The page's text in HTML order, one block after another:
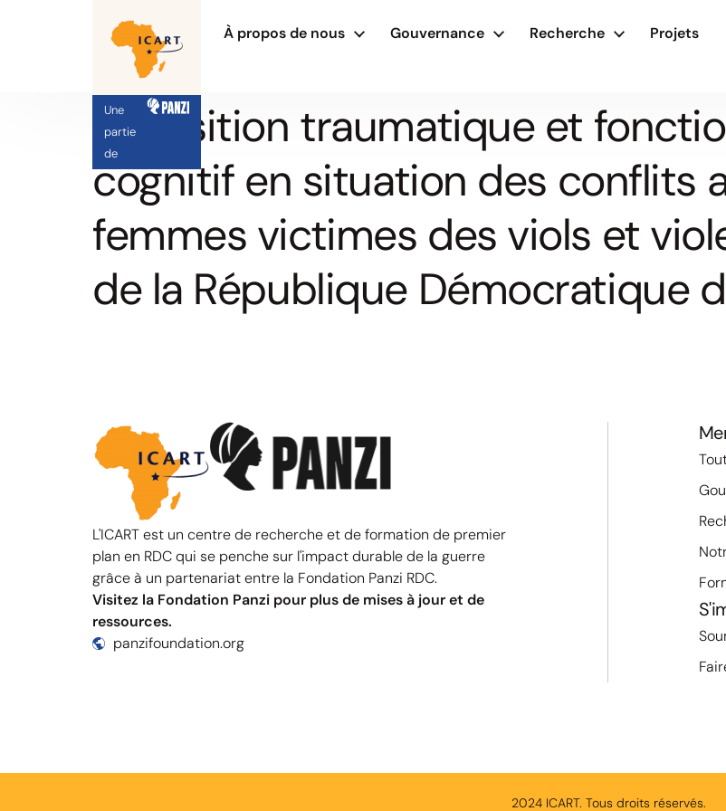
Une
partie
de
À propos de nous Gouvernance Recherche Projets
Exposition traumatique et
cognitif en situation des conflits
femmes victimes des viols et
de la République Démocratique
L'ICART est un centre de recherche et de formation de premier
plan en RDC qui se penche sur l'impact durable de la guerre
grâce à un partenariat entre la Fondation Panzi RDC.
Visitez la Fondation Panzi pour plus de mises à jour et de
ressources.
panzifoundation.org
2024 ICART. Tous droits réservés.